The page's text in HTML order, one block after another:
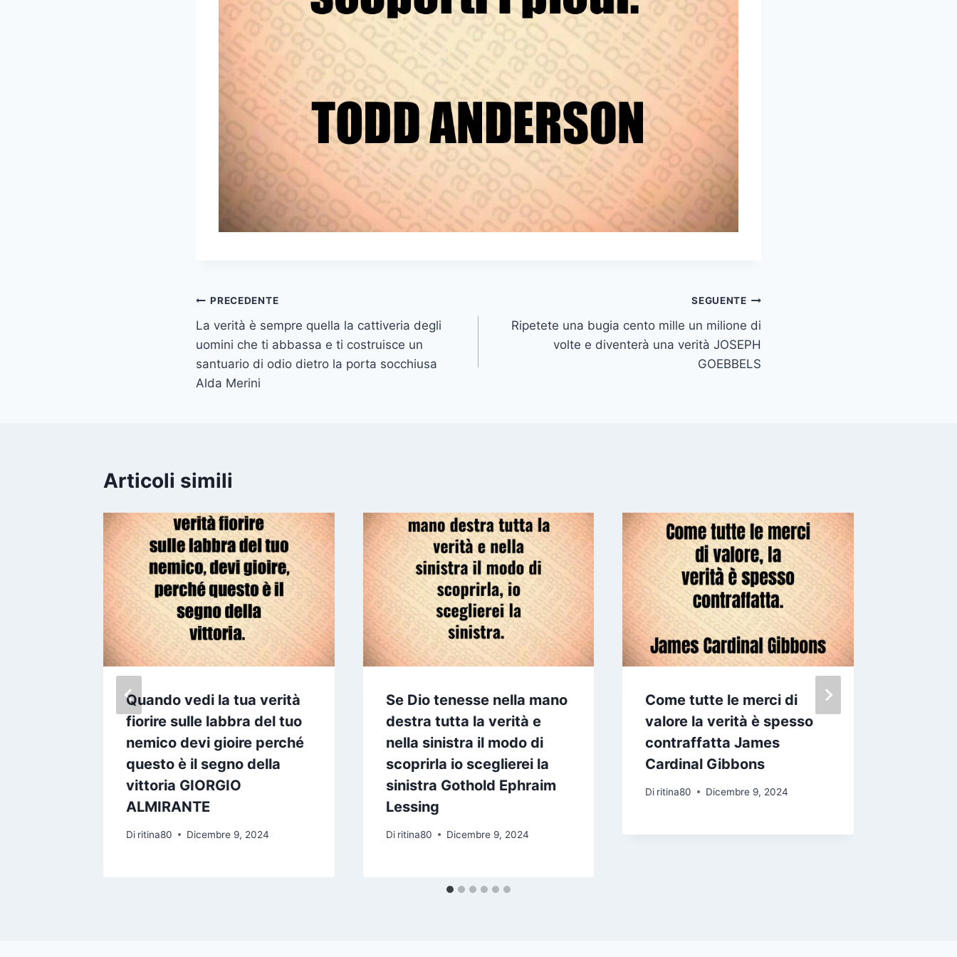
Navigazione
articoli
PRECEDENTE
La verità è sempre quella la cattiveria degli
uomini che ti abbassa e ti costruisce un
santuario di odio dietro la porta socchiusa
Alda Merini
SEGUENTE
Ripetete una bugia cento mille un milione di
volte e diventerà una verità JOSEPH
GOEBBELS
Articoli simili
Quando vedi la tua verità
fiorire sulle labbra del tuo
nemico devi gioire perché
questo è il segno della
vittoria GIORGIO
ALMIRANTE
Di ritina80 Dicembre 9, 2024
Se Dio tenesse nella mano
destra tutta la verità e
nella sinistra il modo di
scoprirla io sceglierei la
sinistra Gothold Ephraim
Lessing
Di ritina80 Dicembre 9, 2024
Come tutte le merci di
valore la verità è spesso
contraffatta James
Cardinal Gibbons
Di ritina80 Dicembre 9, 2024